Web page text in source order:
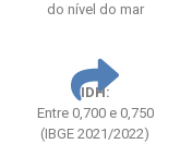
do nível do mar
IDH:
Entre 0,700 e 0,750
(IBGE 2021/2022)